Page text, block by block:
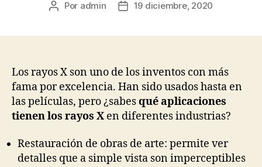
Autor
Por admin
Fecha19 diciembre, 2020
Los rayos X son uno de los inventos con más
fama por excelencia. Han sido usados hasta en
las películas, pero ¿sabesqué aplicaciones
tienen los rayos X en diferentes industrias?
Restauración de obras de arte: permite ver
detalles que a simple vista son imperceptibles